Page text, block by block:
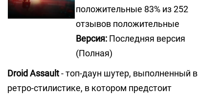
положительные 83% из 252
отзывов положительные
Версия: Последняя версия
(Полная)
Droid Assault- топ-даун шутер, выполненный в
ретро-стилистике, в котором предстоит